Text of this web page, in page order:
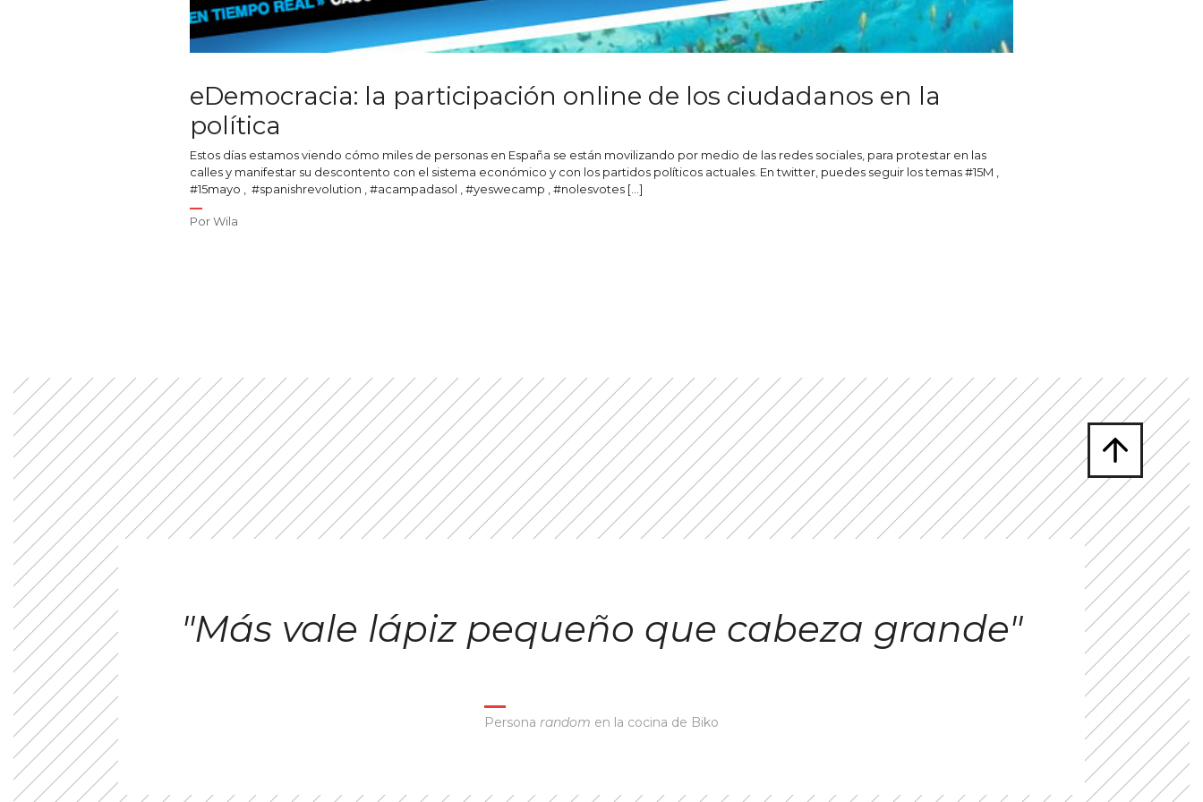
eDemocracia: la participación online de los ciudadanos en la
política
Estos días estamos viendo cómo miles de personas en España se están movilizando por medio de las redes sociales, para protestar en las
calles y manifestar su descontento con el sistema económico y con los partidos políticos actuales. En twitter, puedes seguir los temas #15M ,
#15mayo , #spanishrevolution , #acampadasol , #yeswecamp , #nolesvotes […]
PorWila
"Más vale lápiz pequeño que cabeza grande"
Persona random en la cocina de Biko